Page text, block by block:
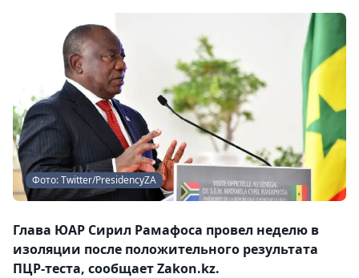
Фото: Twitter/PresidencyZA
Глава ЮАР Сирил Рамафоса провел неделю в
изоляции после положительного результата
ПЦР-теста, сообщает Zakon.kz.